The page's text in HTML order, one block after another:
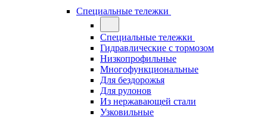
Специальные тележки
Специальные тележки
Гидравлические с тормозом
Низкопрофильные
Многофункциональные
Для бездорожья
Для рулонов
Из нержавающей стали
Узковильные